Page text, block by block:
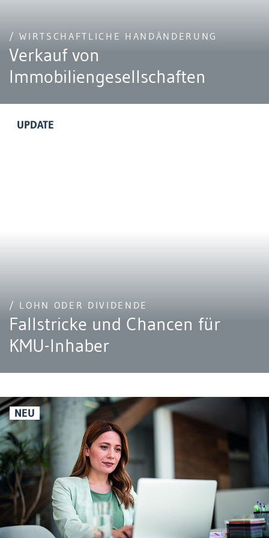
/ WIRTSCHAFTLICHE HANDÄNDERUNG
Verkauf von
Immobiliengesellschaften
UPDATE
/ LOHN ODER DIVIDENDE
Fallstricke und Chancen für
KMU-Inhaber
NEU